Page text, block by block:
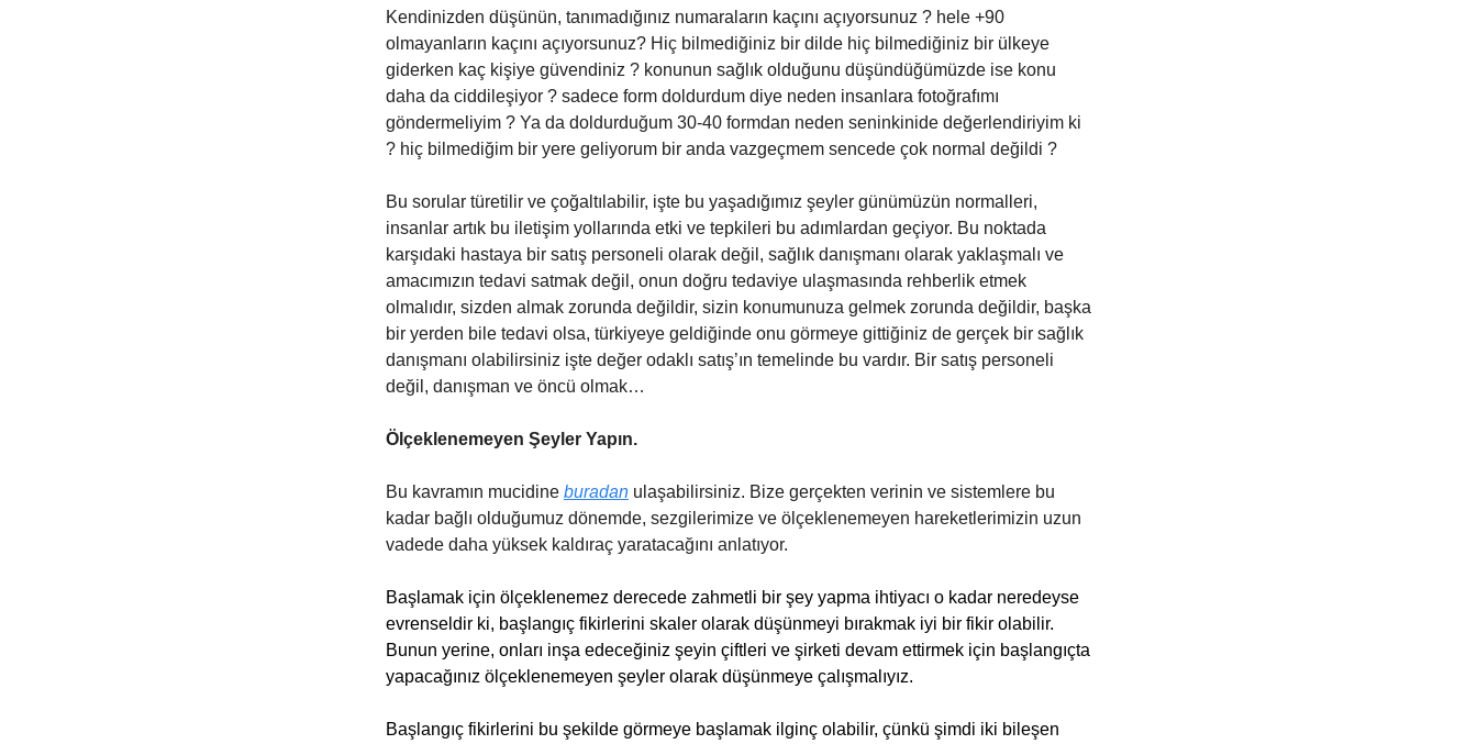
Kendinizden düşünün, tanımadığınız numaraların kaçını açıyorsunuz ? hele +90
olmayanların kaçını açıyorsunuz? Hiç bilmediğiniz bir dilde hiç bilmediğiniz bir ülkeye
giderken kaç kişiye güvendiniz ? konunun sağlık olduğunu düşündüğümüzde ise konu
daha da ciddileşiyor ? sadece form doldurdum diye neden insanlara fotoğrafımı
göndermeliyim ? Ya da doldurduğum 30-40 formdan neden seninkinide değerlendiriyim ki
? hiç bilmediğim bir yere geliyorum bir anda vazgeçmem sencede çok normal değildi ?
Bu sorular türetilir ve çoğaltılabilir, işte bu yaşadığımız şeyler günümüzün normalleri,
insanlar artık bu iletişim yollarında etki ve tepkileri bu adımlardan geçiyor. Bu noktada
karşıdaki hastaya bir satış personeli olarak değil, sağlık danışmanı olarak yaklaşmalı ve
amacımızın tedavi satmak değil, onun doğru tedaviye ulaşmasında rehberlik etmek
olmalıdır, sizden almak zorunda değildir, sizin konumunuza gelmek zorunda değildir, başka
bir yerden bile tedavi olsa, türkiyeye geldiğinde onu görmeye gittiğiniz de gerçek bir sağlık
danışmanı olabilirsiniz işte değer odaklı satış’ın temelinde bu vardır. Bir satış personeli
değil, danışman ve öncü olmak…
Ölçeklenemeyen Şeyler Yapın.
Bu kavramın mucidine buradan ulaşabilirsiniz. Bize gerçekten verinin ve sistemlere bu
kadar bağlı olduğumuz dönemde, sezgilerimize ve ölçeklenemeyen hareketlerimizin uzun
vadede daha yüksek kaldıraç yaratacağını anlatıyor.
Başlamak için ölçeklenemez derecede zahmetli bir şey yapma ihtiyacı o kadar neredeyse
evrenseldir ki, başlangıç fikirlerini skaler olarak düşünmeyi bırakmak iyi bir fikir olabilir.
Bunun yerine, onları inşa edeceğiniz şeyin çiftleri ve şirketi devam ettirmek için başlangıçta
yapacağınız ölçeklenemeyen şeyler olarak düşünmeye çalışmalıyız.
Başlangıç fikirlerini bu şekilde görmeye başlamak ilginç olabilir, çünkü şimdi iki bileşen